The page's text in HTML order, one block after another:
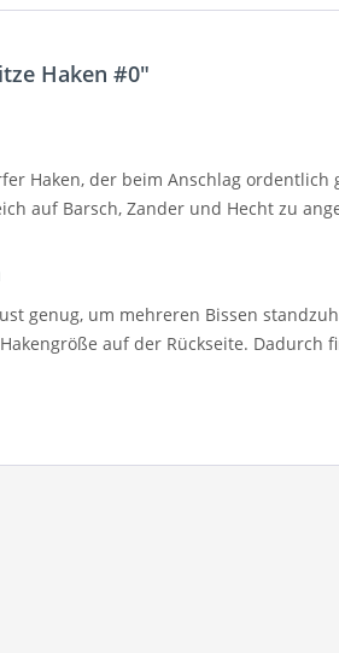
Haken #0"
Haken, der beim Anschlag
auf Barsch, Zander und Hecht zu
genug, um mehreren Bissen
auf der Rückseite.